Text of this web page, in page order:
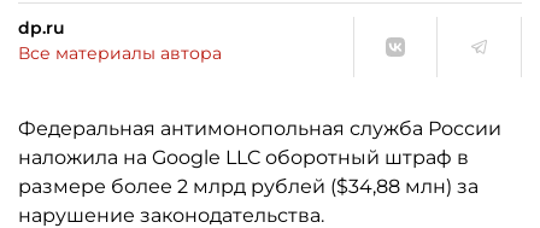
dp.ru
Все материалы автора
Федеральная антимонопольная служба России
наложила на Google LLC оборотный штраф в
размере более 2 млрд рублей ($34,88 млн) за
нарушение законодательства.